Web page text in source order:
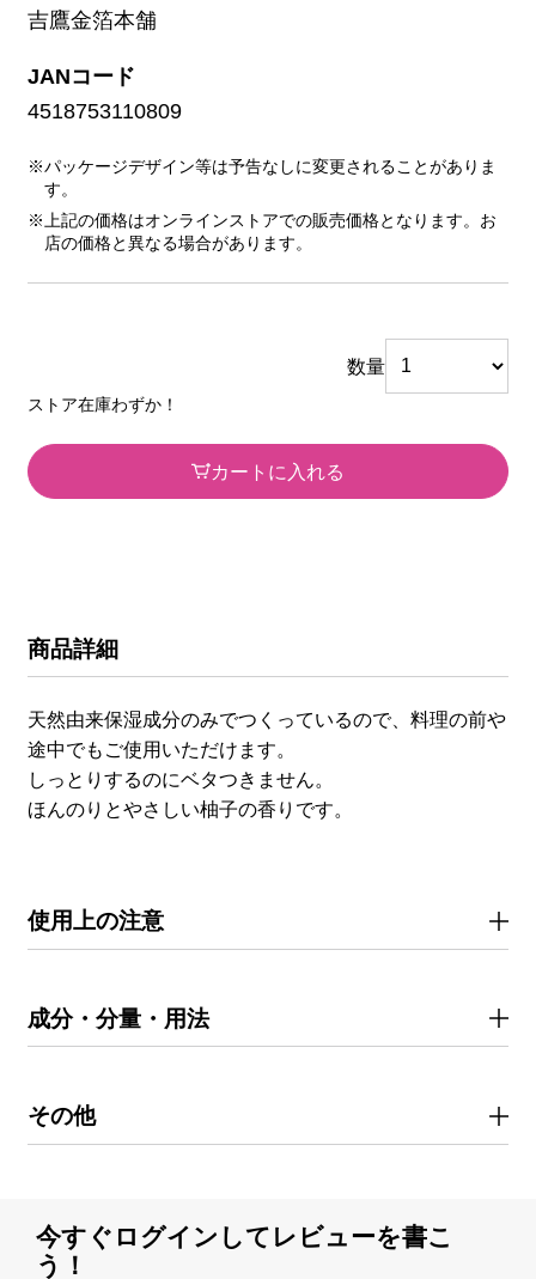
吉鷹金箔本舗
JANコード
4518753110809
※パッケージデザイン等は予告なしに変更されることがありま
す。
※上記の価格はオンラインストアでの販売価格となります。お
店の価格と異なる場合があります。
数量
ストア在庫わずか！
カートに入れる
商品詳細
天然由来保湿成分のみでつくっているので、料理の前や
途中でもご使用いただけます。
しっとりするのにベタつきません。
ほんのりとやさしい柚子の香りです。
使用上の注意
成分・分量・用法
その他
今すぐログインしてレビューを書こ
う！